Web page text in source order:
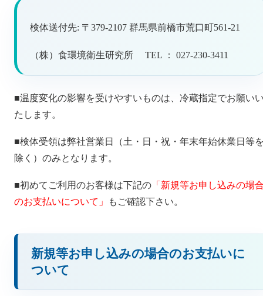
検体送付先: 〒379-2107 群馬県前橋市荒口町561-21
（株）食環境衛生研究所 TEL ： 027-230-3411
■温度変化の影響を受けやすいものは、冷蔵指定でお願い
たします。
■検体受領は弊社営業日（土・日・祝・年末年始休業日等
除く）のみとなります。
■初めてご利用のお客様は下記の 「新規等お申し込みの場
のお支払いについて」
もご確認下さい。
新規等お申し込みの場合のお支払いに
ついて